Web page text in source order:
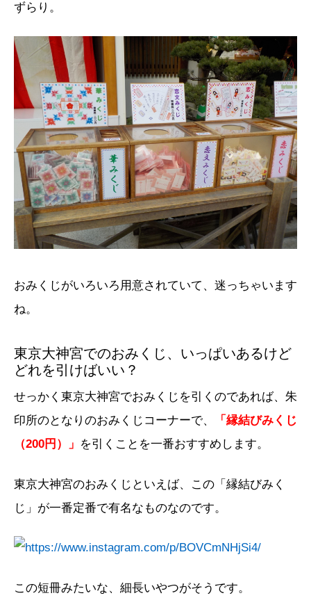
ずらり。
おみくじがいろいろ用意されていて、迷っちゃいます
ね。
東京大神宮でのおみくじ、いっぱいあるけど
どれを引けばいい？
せっかく東京大神宮でおみくじを引くのであれば、朱
印所のとなりのおみくじコーナーで、
「縁結びみくじ
（200円）」 を引くことを一番おすすめします。
東京大神宮のおみくじといえば、この「縁結びみく
じ」が一番定番で有名なものなのです。
この短冊みたいな、細長いやつがそうです。